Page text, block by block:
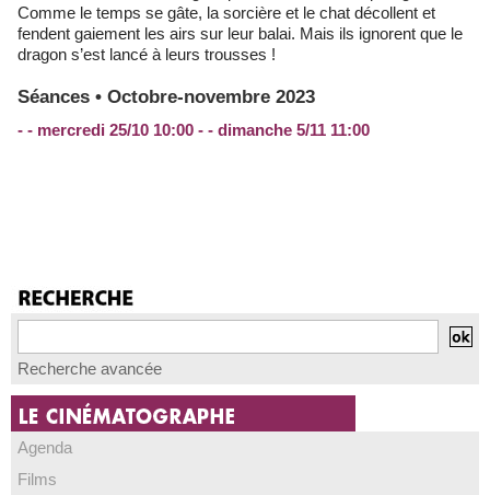
Comme le temps se gâte, la sorcière et le chat décollent et
fendent gaiement les airs sur leur balai. Mais ils ignorent que le
dragon s’est lancé à leurs trousses !
Séances • Octobre-novembre 2023
- - mercredi 25/10 10:00 - - dimanche 5/11 11:00
Recherche avancée
Agenda
Films